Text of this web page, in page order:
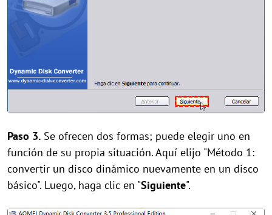
Paso 3. Se ofrecen dos formas; puede elegir uno en
función de su propia situación. Aquí elijo "Método 1:
convertir un disco dinámico nuevamente en un disco
básico". Luego, haga clic en "Siguiente".